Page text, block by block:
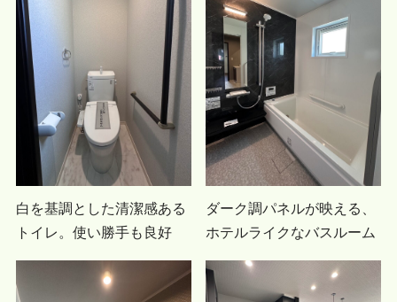
白を基調とした清潔感ある
トイレ。使い勝手も良好
ダーク調パネルが映える、
ホテルライクなバスルーム